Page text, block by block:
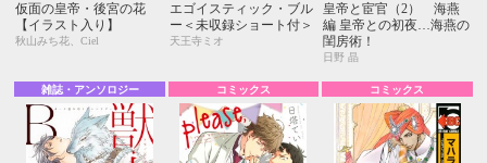
仮面の皇帝・後宮の花
【イラスト入り】
秋山みち花、Ciel
エゴイスティック・ブル
ー＜未収録ショート付＞
天王寺ミオ
皇帝と宦官（2） 海燕
編 皇帝との初夜…海燕の
閨房術！
日野 晶
雑誌・アンソロジー コミックス コミックス